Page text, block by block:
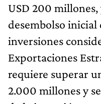
USD 200
desembolso inicial
inversiones
Exportaciones
requiere superar
2.000 millones y